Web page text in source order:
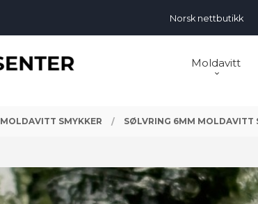
Norsk nettbutikk
Moldavitt
MOLDAVITT SMYKKER SØLVRING 6MM MOLDAVITT